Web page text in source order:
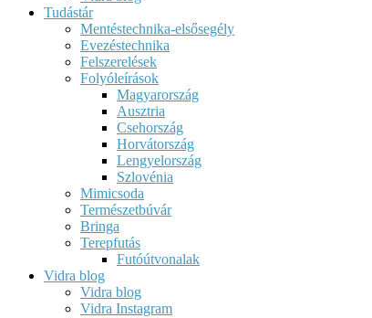
Tudástár
Mentéstechnika-elsősegély
Evezéstechnika
Felszerelések
Folyóleírások
Magyarország
Ausztria
Csehország
Horvátország
Lengyelország
Szlovénia
Mimicsoda
Természetbúvár
Bringa
Terepfutás
Futóútvonalak
Vidra blog
Vidra blog
Vidra Instagram